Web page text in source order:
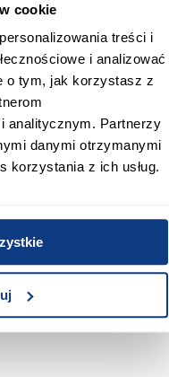
cookie
treści i
i analizować
o tym, jak korzystasz z
analitycznym. Partnerzy
danymi otrzymanymi
korzystania z ich usług.